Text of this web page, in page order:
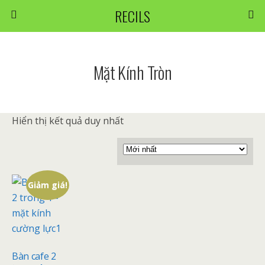
RECILS
Mặt Kính Tròn
Hiển thị kết quả duy nhất
Giảm giá!
Bàn cafe 2